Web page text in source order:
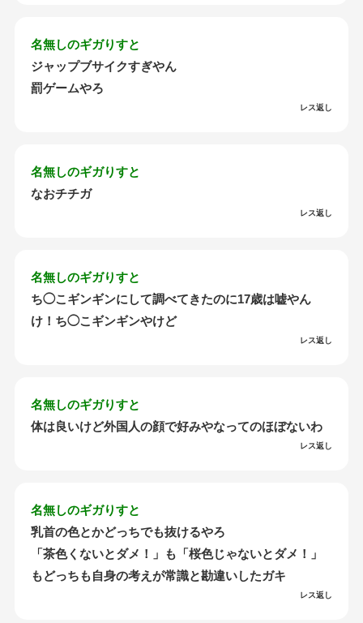
名無しのギガりすと
ジャップブサイクすぎやん
罰ゲームやろ
レス返し
名無しのギガりすと
なおチチガ
レス返し
名無しのギガりすと
ち◯こギンギンにして調べてきたのに17歳は嘘やん
け！ち◯こギンギンやけど
レス返し
名無しのギガりすと
体は良いけど外国人の顔で好みやなってのほぼないわ
レス返し
名無しのギガりすと
乳首の色とかどっちでも抜けるやろ
「茶色くないとダメ！」も「桜色じゃないとダメ！」
もどっちも自身の考えが常識と勘違いしたガキ
レス返し